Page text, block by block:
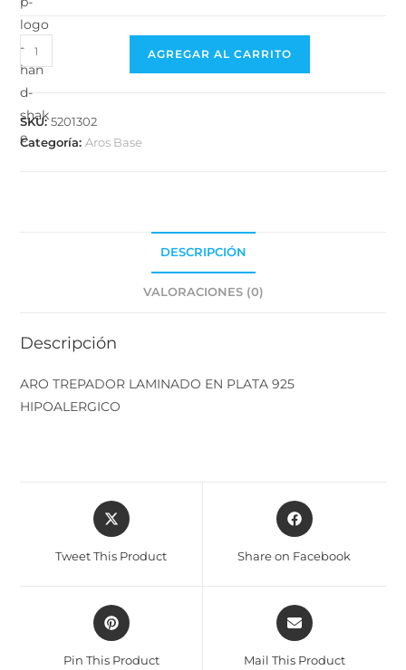
AGREGAR AL CARRITO
SKU:5201302
Categoría:Aros Base
DESCRIPCIÓN
VALORACIONES (0)
Descripción
ARO TREPADOR LAMINADO EN PLATA 925
HIPOALERGICO
Tweet This Product Share on Facebook
Pin This Product Mail This Product